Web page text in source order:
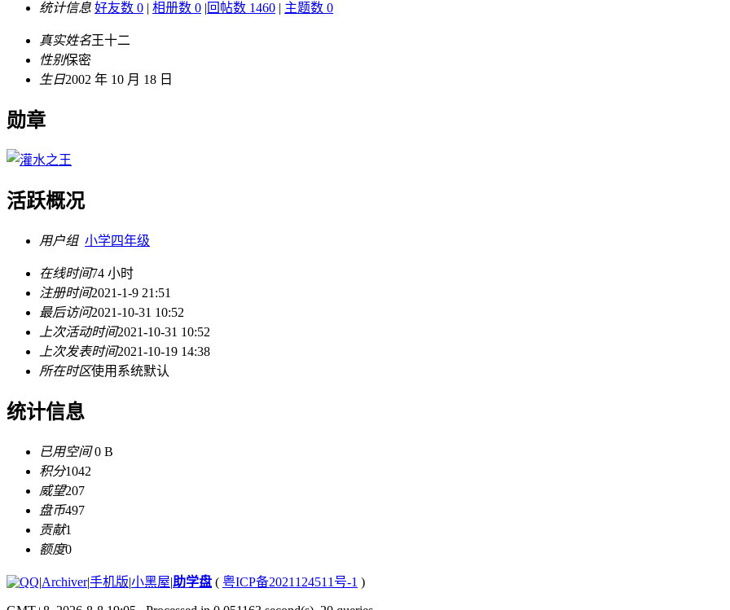
统计信息 好友数 0 | 相册数 0 |回帖数 1460 | 主题数 0
真实姓名王十二
性别保密
生日2002 年 10 月 18 日
勋章
活跃概况
用户组 小学四年级
在线时间74 小时
注册时间2021-1-9 21:51
最后访问2021-10-31 10:52
上次活动时间2021-10-31 10:52
上次发表时间2021-10-19 14:38
所在时区使用系统默认
统计信息
已用空间0 B
积分1042
威望207
盘币497
贡献1
额度0
|Archiver|手机版|小黑屋|助学盘 ( 粤ICP备2021124511号-1 )